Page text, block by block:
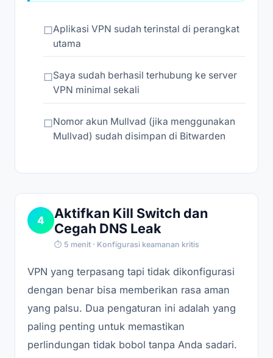
Aplikasi VPN sudah terinstal di perangkat
utama
Saya sudah berhasil terhubung ke server
VPN minimal sekali
Nomor akun Mullvad (jika menggunakan
Mullvad) sudah disimpan di Bitwarden
4
Aktifkan Kill Switch dan
Cegah DNS Leak
⏱ 5 menit · Konfigurasi keamanan kritis
VPN yang terpasang tapi tidak dikonfigurasi
dengan benar bisa memberikan rasa aman
yang palsu. Dua pengaturan ini adalah yang
paling penting untuk memastikan
perlindungan tidak bobol tanpa Anda sadari.